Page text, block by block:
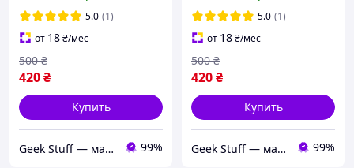
5.0 (1)
от 18₴/мес
420₴
500 ₴
Купить
Geek Stuff — магазин аниме, гиков, Kpop товаров. Сувениры с вашим принтом и полиграфия 99%
5.0 (1)
от 18₴/мес
420₴
500 ₴
Купить
Geek Stuff — магазин аниме, гиков, Kpop товаров. Сувениры с вашим принтом и полиграфия 99%